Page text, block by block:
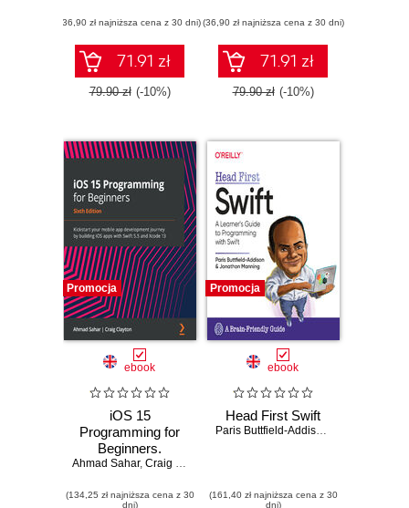
(36,90 zł najniższa cena z 30 dni)
71.91 zł
79.90 zł (-10%)
(36,90 zł najniższa cena z 30 dni)
71.91 zł
79.90 zł (-10%)
Promocja
ebook
iOS 15
Programming for
Beginners.
Kickstart your
development
Ahmad Sahar, Craig Clayton
(134,25 zł najniższa cena z 30
dni)
Promocja
ebook
Head First Swift
Paris Buttfield-Addison
(161,40 zł najniższa cena z 30
dni)